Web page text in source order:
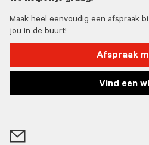
Maak heel eenvoudig een afspraak
jou in de buurt!
Afspraak
Vind een